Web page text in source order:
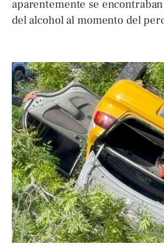
aparentemente se
del alcohol al momento del